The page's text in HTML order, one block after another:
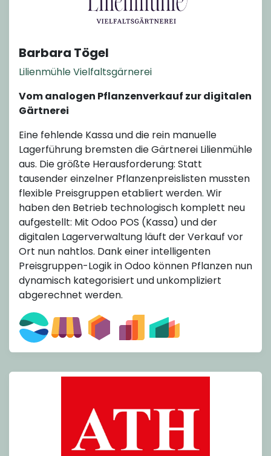
Barbara Tögel
Lilienmühle Vielfaltsgärnerei
Vom analogen Pflanzenverkauf zur digitalen
Gärtnerei
Eine fehlende Kassa und die rein manuelle
Lagerführung bremsten die Gärtnerei Lilienmühle
aus. Die größte Herausforderung: Statt
tausender einzelner Pflanzenpreislisten mussten
flexible Preisgruppen etabliert werden. Wir
haben den Betrieb technologisch komplett neu
aufgestellt: Mit Odoo POS (Kassa) und der
digitalen Lagerverwaltung läuft der Verkauf vor
Ort nun nahtlos. Dank einer intelligenten
Preisgruppen-Logik in Odoo können Pflanzen nun
dynamisch kategorisiert und unkompliziert
abgerechnet werden.